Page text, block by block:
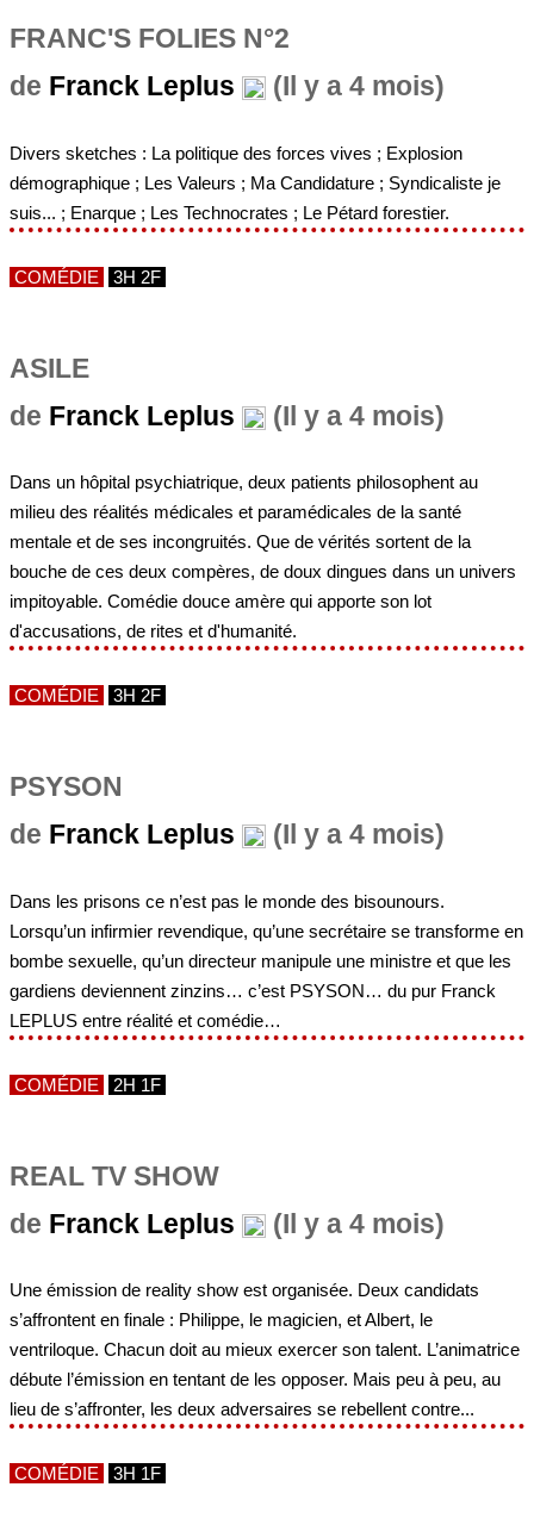
FRANC'S FOLIES N°2
de Franck Leplus (Il y a 4 mois)
Divers sketches : La politique des forces vives ; Explosion
démographique ; Les Valeurs ; Ma Candidature ; Syndicaliste je
suis... ; Enarque ; Les Technocrates ; Le Pétard forestier.
COMÉDIE 3H 2F
ASILE
de Franck Leplus (Il y a 4 mois)
Dans un hôpital psychiatrique, deux patients philosophent au
milieu des réalités médicales et paramédicales de la santé
mentale et de ses incongruités. Que de vérités sortent de la
bouche de ces deux compères, de doux dingues dans un univers
impitoyable. Comédie douce amère qui apporte son lot
d'accusations, de rites et d'humanité.
COMÉDIE 3H 2F
PSYSON
de Franck Leplus (Il y a 4 mois)
Dans les prisons ce n’est pas le monde des bisounours.
Lorsqu’un infirmier revendique, qu’une secrétaire se transforme en
bombe sexuelle, qu’un directeur manipule une ministre et que les
gardiens deviennent zinzins… c’est PSYSON… du pur Franck
LEPLUS entre réalité et comédie…
COMÉDIE 2H 1F
REAL TV SHOW
de Franck Leplus (Il y a 4 mois)
Une émission de reality show est organisée. Deux candidats
s’affrontent en finale : Philippe, le magicien, et Albert, le
ventriloque. Chacun doit au mieux exercer son talent. L’animatrice
débute l’émission en tentant de les opposer. Mais peu à peu, au
lieu de s’affronter, les deux adversaires se rebellent contre...
COMÉDIE 3H 1F